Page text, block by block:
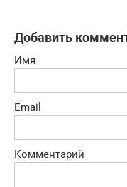
Добавить
Имя
Email
Комментарий